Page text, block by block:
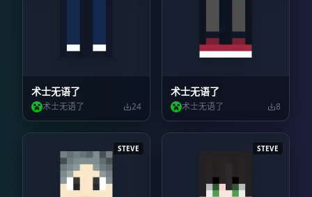
术士无语了
术士无语了 24
术士无语了
术士无语了 8
STEVE STEVE